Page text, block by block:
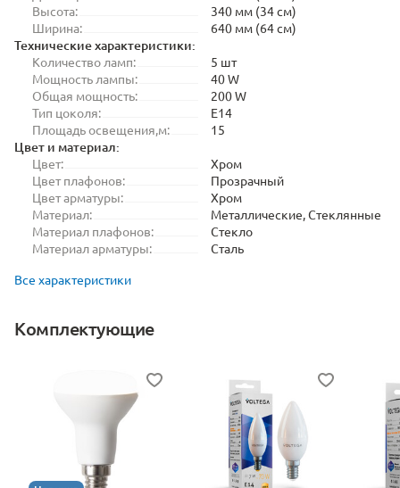
Высота:
340 мм (34 см)
Ширина:
640 мм (64 см)
Технические характеристики:
Количество ламп:
5 шт
Мощность лампы:
40 W
Общая мощность:
200 W
Тип цоколя:
E14
Площадь освещения,м:
15
Цвет и материал:
Цвет:
Хром
Цвет плафонов:
Прозрачный
Цвет арматуры:
Хром
Материал:
Металлические, Стеклянные
Материал плафонов:
Стекло
Материал арматуры:
Сталь
Все характеристики
Комплектующие